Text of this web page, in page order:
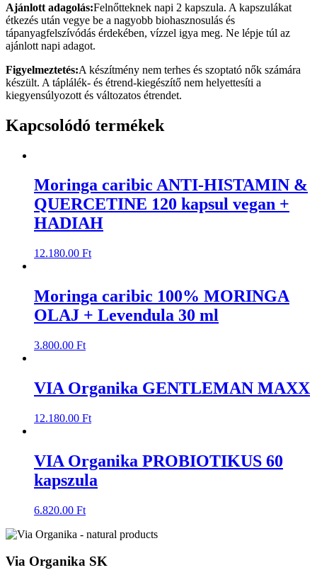
Ajánlott adagolás:Felnőtteknek napi 2 kapszula. A kapszulákat
étkezés után vegye be a nagyobb biohasznosulás és
tápanyagfelszívódás érdekében, vízzel igya meg. Ne lépje túl az
ajánlott napi adagot.
Figyelmeztetés:A készítmény nem terhes és szoptató nők számára
készült. A táplálék- és étrend-kiegészítő nem helyettesíti a
kiegyensúlyozott és változatos étrendet.
Kapcsolódó termékek
Moringa caribic ANTI-HISTAMIN &
QUERCETINE 120 kapsul vegan +
HADIAH
12.180.00 Ft
Moringa caribic 100% MORINGA
OLAJ + Levendula 30 ml
3.800.00 Ft
VIA Organika GENTLEMAN MAXX
12.180.00 Ft
VIA Organika PROBIOTIKUS 60
kapszula
6.820.00 Ft
Via Organika SK